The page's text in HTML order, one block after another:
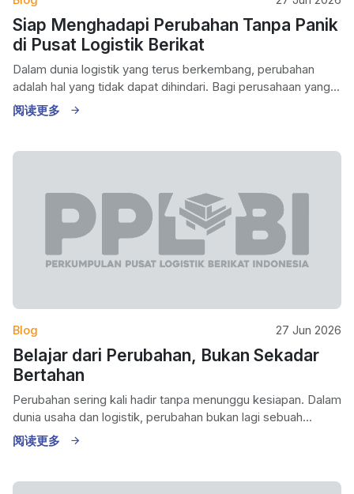
Siap Menghadapi Perubahan Tanpa Panik
di Pusat Logistik Berikat
Dalam dunia logistik yang terus berkembang, perubahan
adalah hal yang tidak dapat dihindari. Bagi perusahaan yang...
阅读更多
Blog 27 Jun 2026
Belajar dari Perubahan, Bukan Sekadar
Bertahan
Perubahan sering kali hadir tanpa menunggu kesiapan. Dalam
dunia usaha dan logistik, perubahan bukan lagi sebuah...
阅读更多